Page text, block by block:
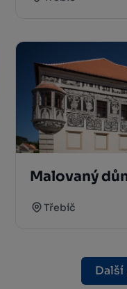
Malovaný
Třebíč
Další